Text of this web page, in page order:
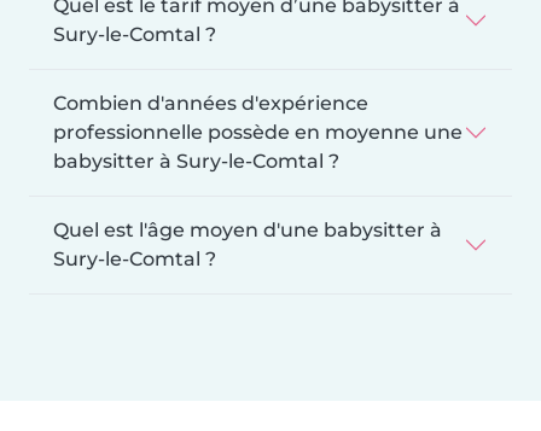
Quel est le tarif moyen d’une babysitter à
Sury-le-Comtal ?
Combien d'années d'expérience
professionnelle possède en moyenne une
babysitter à Sury-le-Comtal ?
Quel est l'âge moyen d'une babysitter à
Sury-le-Comtal ?